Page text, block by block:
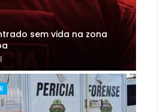
sem vida na zona